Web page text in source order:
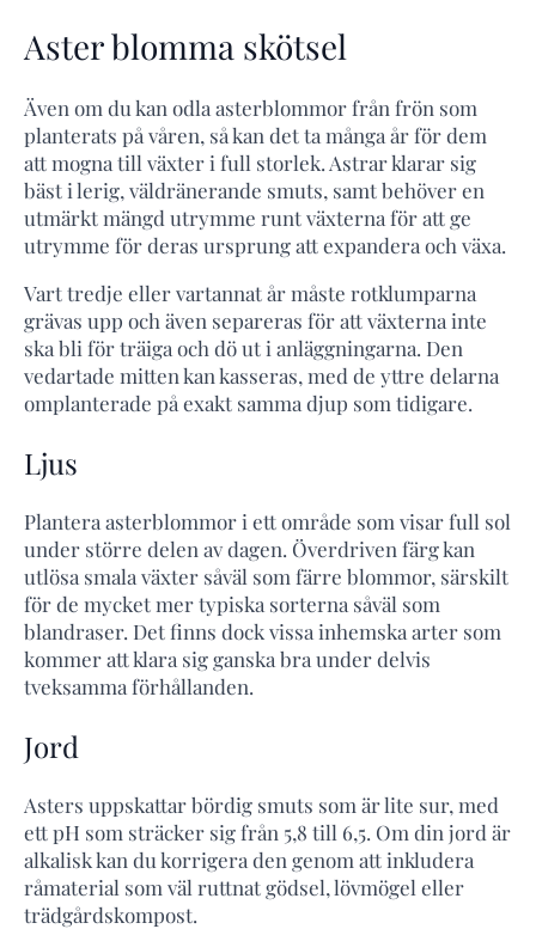
Aster blomma skötsel
Även om du kan odla asterblommor från frön som
planterats på våren, så kan det ta många år för dem
att mogna till växter i full storlek. Astrar klarar sig
bäst i lerig, väldränerande smuts, samt behöver en
utmärkt mängd utrymme runt växterna för att ge
utrymme för deras ursprung att expandera och växa.
Vart tredje eller vartannat år måste rotklumparna
grävas upp och även separeras för att växterna inte
ska bli för träiga och dö ut i anläggningarna. Den
vedartade mitten kan kasseras, med de yttre delarna
omplanterade på exakt samma djup som tidigare.
Ljus
Plantera asterblommor i ett område som visar full sol
under större delen av dagen. Överdriven färg kan
utlösa smala växter såväl som färre blommor, särskilt
för de mycket mer typiska sorterna såväl som
blandraser. Det finns dock vissa inhemska arter som
kommer att klara sig ganska bra under delvis
tveksamma förhållanden.
Jord
Asters uppskattar bördig smuts som är lite sur, med
ett pH som sträcker sig från 5,8 till 6,5. Om din jord är
alkalisk kan du korrigera den genom att inkludera
råmaterial som väl ruttnat gödsel, lövmögel eller
trädgårdskompost.